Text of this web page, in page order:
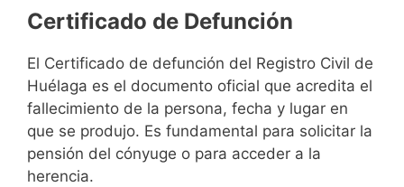
Certificado de Defunción
El Certificado de defunción del Registro Civil de
Huélaga es el documento oficial que acredita el
fallecimiento de la persona, fecha y lugar en
que se produjo. Es fundamental para solicitar la
pensión del cónyuge o para acceder a la
herencia.